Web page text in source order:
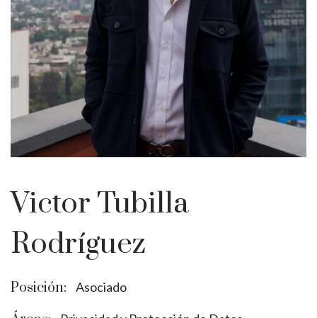
Victor Tubilla
Rodríguez
Posición: Asociado